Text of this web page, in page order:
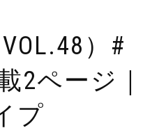
VOL.48）#
2ページ｜
プ